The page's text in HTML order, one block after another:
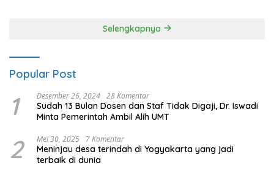
Selengkapnya
Popular Post
1 Desember 26, 2024 28 Komentar
Sudah 13 Bulan Dosen dan Staf Tidak Digaji, Dr. Iswadi
Minta Pemerintah Ambil Alih UMT
2 Mei 30, 2025 7 Komentar
Meninjau desa terindah di Yogyakarta yang jadi
terbaik di dunia